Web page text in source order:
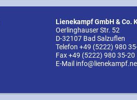
Lienekampf GmbH & Co.
Oerlinghauser Str. 52
D-32107 Bad Salzuflen
Telefon +49 (5222) 980
Fax +49 (5222) 980 35-20
E-Mail